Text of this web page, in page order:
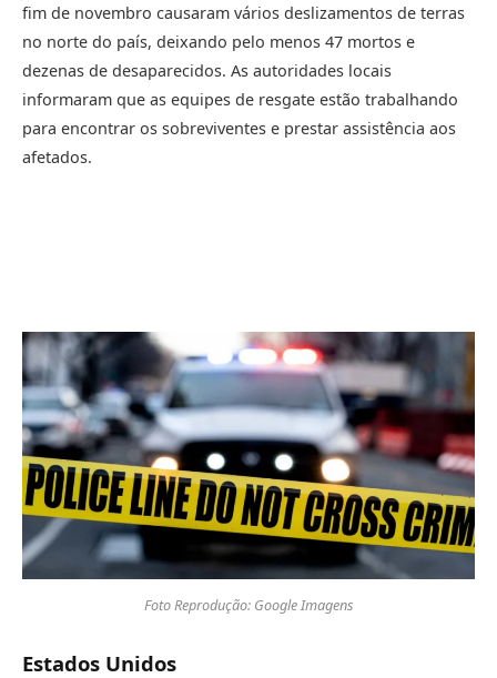
fim de novembro causaram vários deslizamentos de terras
no norte do país, deixando pelo menos 47 mortos e
dezenas de desaparecidos. As autoridades locais
informaram que as equipes de resgate estão trabalhando
para encontrar os sobreviventes e prestar assistência aos
afetados.
Foto Reprodução: Google Imagens
Estados Unidos